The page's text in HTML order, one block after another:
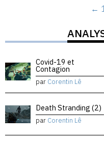
←
Covid-19 et
Contagion
par Corentin Lê
Death Stranding (2)
par Corentin Lê